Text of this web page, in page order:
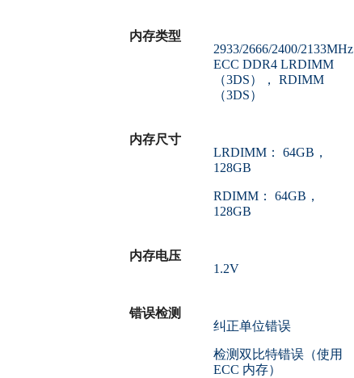
内存类型
2933/2666/2400/2133MHz
ECC DDR4 LRDIMM
（3DS）， RDIMM
（3DS）
内存尺寸
LRDIMM： 64GB，
128GB
RDIMM： 64GB，
128GB
内存电压
1.2V
错误检测
纠正单位错误
检测双比特错误（使用
ECC 内存）